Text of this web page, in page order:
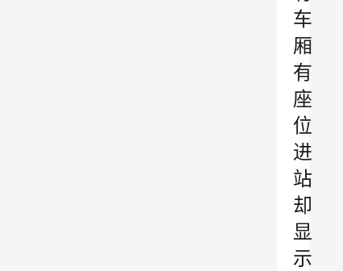
车
厢
有
座
位
进
站
却
显
示